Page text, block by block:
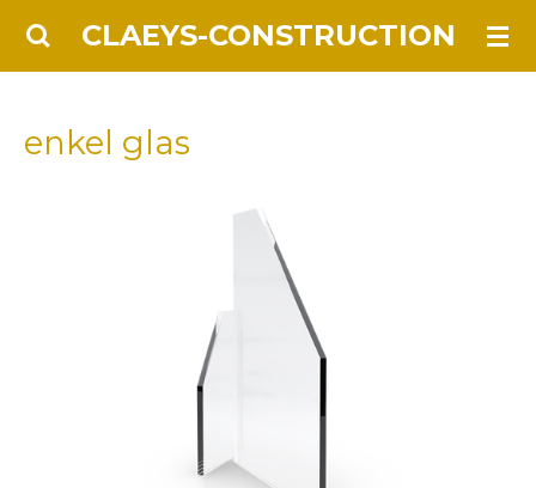
Ga
hoofdinhoud
CLAEYS-CONSTRUCTION
enkel glas